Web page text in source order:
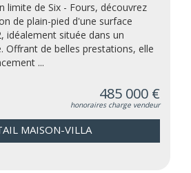
limite de Six - Fours, découvrez
de plain-pied d'une surface
idéalement située dans un
Offrant de belles prestations, elle
...
485 000 €
honoraires charge vendeur
MAISON-VILLA